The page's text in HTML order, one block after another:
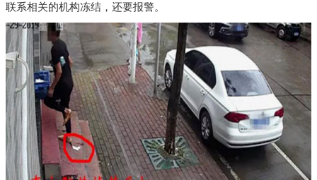
联系相关的机构冻结，还要报警。